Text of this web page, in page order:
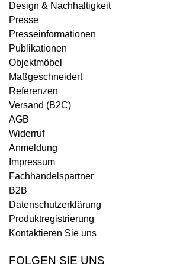
Design & Nachhaltigkeit
Presse
Presseinformationen
Publikationen
Objektmöbel
Maßgeschneidert
Referenzen
Versand (B2C)
AGB
Widerruf
Anmeldung
Impressum
Fachhandelspartner
B2B
Datenschutzerklärung
Produktregistrierung
Kontaktieren Sie uns
FOLGEN SIE UNS